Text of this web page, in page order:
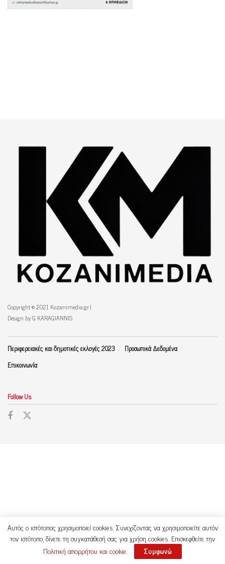
Copyright © 2021 Kozanimedia.gr |
Design by G KARAGIANNIS
Περιφερειακές και δημοτικές εκλογές 2023
Προσωπικά Δεδομένα
Επικοινωνία
Follow Us
Αυτός ο ιστότοπος χρησιμοποιεί cookies. Συνεχίζοντας να χρησιμοποιείτε αυτόν
τον ιστότοπο, δίνετε τη συγκατάθεσή σας για χρήση cookies. Επισκεφθείτε την
Πολιτική απορρήτου και cookie. Συμφωνώ